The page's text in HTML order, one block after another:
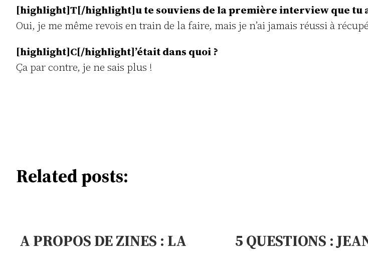
[highlight]T[/highlight]u te souviens de la première interview que tu
Oui, je me même revois en train de la faire, mais je n’ai jamais réussi à
[highlight]C[/highlight]’était dans quoi ?
Ça par contre, je ne sais plus !
Related posts:
A PROPOS DE ZINES : LA
5 QUESTIONS :